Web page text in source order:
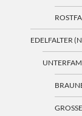
EDELFALTER